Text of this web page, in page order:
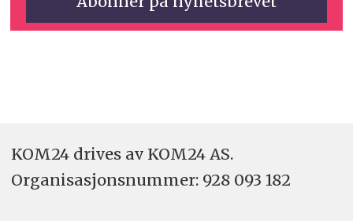
KOM24 drives av KOM24 AS.
Organisasjons­nummer: 928 093 182